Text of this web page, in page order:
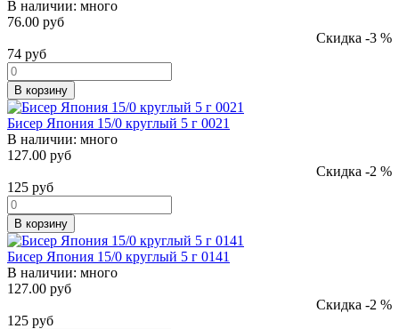
В наличии: много
76.00 руб
Скидка -3 %
74 руб
В корзину
Бисер Япония 15/0 круглый 5 г 0021
В наличии: много
127.00 руб
Скидка -2 %
125 руб
В корзину
Бисер Япония 15/0 круглый 5 г 0141
В наличии: много
127.00 руб
Скидка -2 %
125 руб